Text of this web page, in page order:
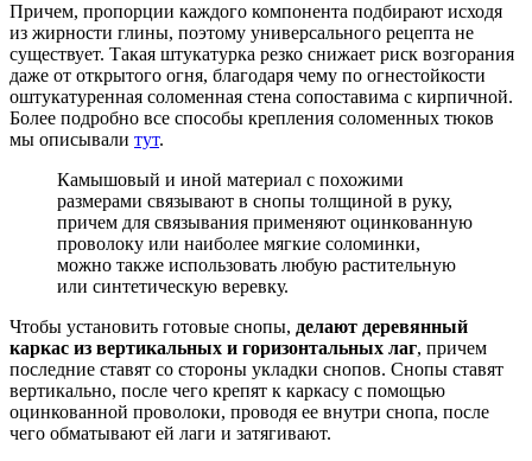
Причем, пропорции каждого компонента подбирают исходя
из жирности глины, поэтому универсального рецепта не
существует. Такая штукатурка резко снижает риск возгорания
даже от открытого огня, благодаря чему по огнестойкости
оштукатуренная соломенная стена сопоставима с кирпичной.
Более подробно все способы крепления соломенных тюков
мы описывали тут.
Камышовый и иной материал с похожими
размерами связывают в снопы толщиной в руку,
причем для связывания применяют оцинкованную
проволоку или наиболее мягкие соломинки,
можно также использовать любую растительную
или синтетическую веревку.
Чтобы установить готовые снопы, делают деревянный
каркас из вертикальных и горизонтальных лаг, причем
последние ставят со стороны укладки снопов. Снопы ставят
вертикально, после чего крепят к каркасу с помощью
оцинкованной проволоки, проводя ее внутри снопа, после
чего обматывают ей лаги и затягивают.